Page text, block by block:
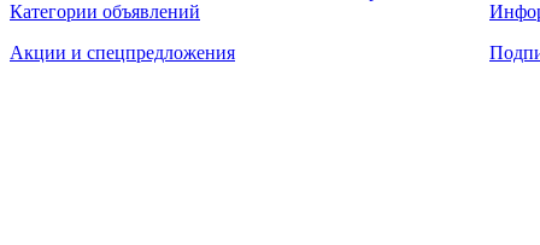
Категории объявлений
Акции и спецпредложения